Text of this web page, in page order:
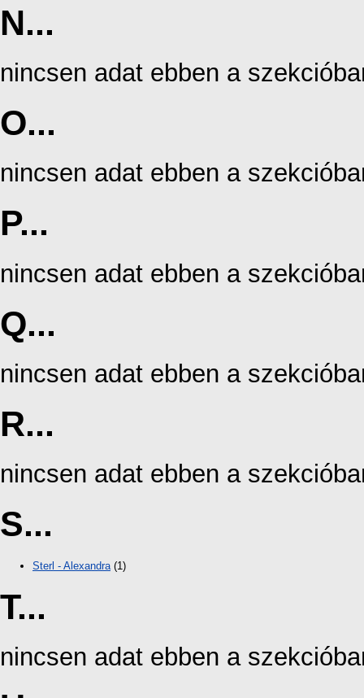
N...
nincsen adat ebben a
O...
nincsen adat ebben a
P...
nincsen adat ebben a
Q...
nincsen adat ebben a
R...
nincsen adat ebben a
S...
Sterl - Alexandra(1)
T...
nincsen adat ebben a